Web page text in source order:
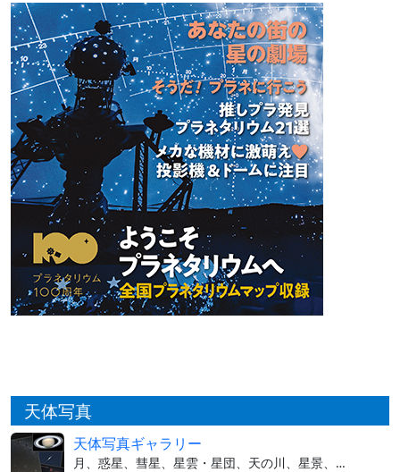
天体写真
天体写真ギャラリー
月、惑星、彗星、星雲・星団、天の川、星景、…